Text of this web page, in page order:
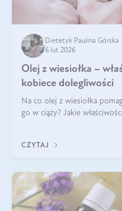
Dietetyk Paulina Górska
6 lut 2026
Olej z wiesiołka –
kobiece dolegliwości
Na co olej z wiesiołka
go w ciąży? Jakie
CZYTAJ